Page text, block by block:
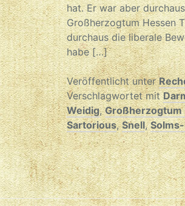
hat. Er war aber
Großherzogtum Hessen
durchaus die liberale
habe […]
Veröffentlicht unter
Verschlagwortet mit
Weidig,Großherzogtum
Sartorious,Snell,